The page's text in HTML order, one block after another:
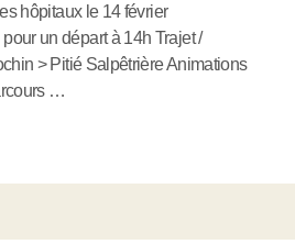
hôpitaux le 14 février
un départ à 14h Trajet /
> Pitié Salpêtrière Animations
…